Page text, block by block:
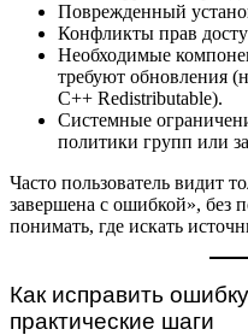
Поврежденный
Конфликты прав
Необходимые
требуют обновления
C++ Redistributable).
Системные
политики групп или
Часто пользователь видит
завершена с ошибкой», без
понимать, где искать
Как исправить
практические шаги